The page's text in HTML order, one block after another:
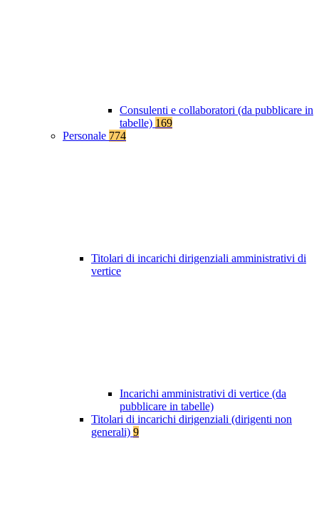
Consulenti e collaboratori (da pubblicare in
tabelle) 169
Personale 774
Titolari di incarichi dirigenziali amministrativi di
vertice
Incarichi amministrativi di vertice (da
pubblicare in tabelle)
Titolari di incarichi dirigenziali (dirigenti non
generali) 9